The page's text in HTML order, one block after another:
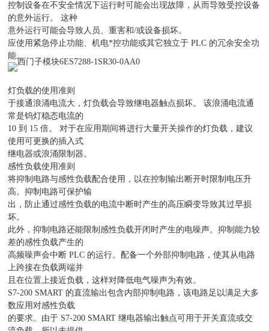
控制设备在不安全情况下运行时可能会出现故障，从而导致受控设备
的意外运行。 这种
意外运行可能会导致人员、重害和/或设备损坏。
应使用紧急停止功能、机电*控功能或其它独立于 PLC 的冗余安全功
能。
灯负载的使用准则
于接通浪涌电流大，灯负载会导致继电器触点损坏。 该浪涌电流通
常是钨灯稳态电流的
10 到 15 倍。 对于在应用期间将进行大量开关操作的灯负载，建议
使用可更换的插入式
继电器或浪涌限制器。
感性负载使用准则
将抑制电路与感性负载配合使用，以在控制输出断开时限制电压升
高。抑制电路可保护输
出，防止通过感性负载的电流中断时产生的高压瞬变导致其过早损
坏。
此外，抑制电路还能限制感性负载开闭时产生的电噪声。抑制能力较
差的感性负载产生的
高频噪声会中断 PLC 的运行。配备一个外部抑制电路，使其从电路
上跨接在负载两端并
且在位置上接近负载，这样对降低电气噪声为有效。
S7-200 SMART 的直流输出包含内部抑制电路，该电路足以满足大多
数应用对感性负载
的要求。由于 S7-200 SMART 继电器输出触点可用于开关直流或交